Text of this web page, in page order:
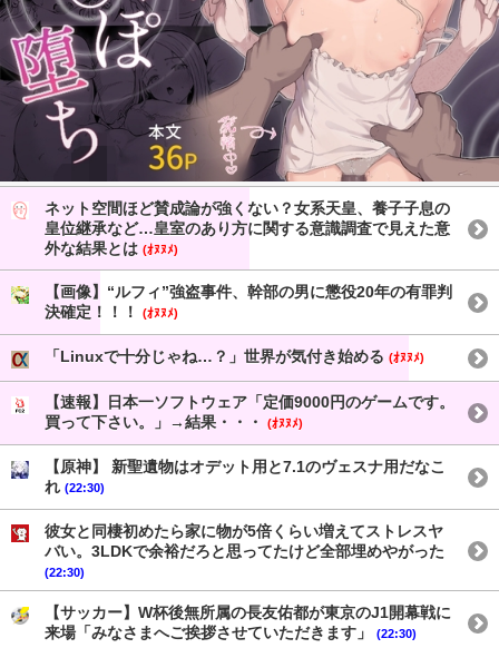
ネット空間ほど賛成論が強くない？女系天皇、養子子息の
皇位継承など…皇室のあり方に関する意識調査で見えた意
外な結果とは (ｵﾇﾇﾒ)
【画像】“ルフィ”強盗事件、幹部の男に懲役20年の有罪判
決確定！！！
(ｵﾇﾇﾒ)
「Linuxで十分じゃね…？」世界が気付き始める (ｵﾇﾇﾒ)
【速報】日本一ソフトウェア「定価9000円のゲームです。
買って下さい。」→結果・・・
(ｵﾇﾇﾒ)
【原神】 新聖遺物はオデット用と7.1のヴェスナ用だなこ
れ (22:30)
彼女と同棲初めたら家に物が5倍くらい増えてストレスヤ
バい。3LDKで余裕だろと思ってたけど全部埋めやがった
(22:30)
【サッカー】W杯後無所属の長友佑都が東京のJ1開幕戦に
来場「みなさまへご挨拶させていただきます」
(22:30)